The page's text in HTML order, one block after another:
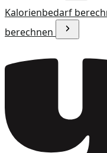
Kalorienbedarf
berechnen